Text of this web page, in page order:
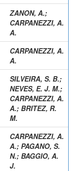
ZANON, A.;
CARPANEZZI, A.
A.
CARPANEZZI, A.
A.
SILVEIRA, S. B.;
NEVES, E. J. M.;
CARPANEZZI, A.
A.; BRITEZ, R.
M.
CARPANEZZI, A.
A.; PAGANO, S.
N.; BAGGIO, A.
J.